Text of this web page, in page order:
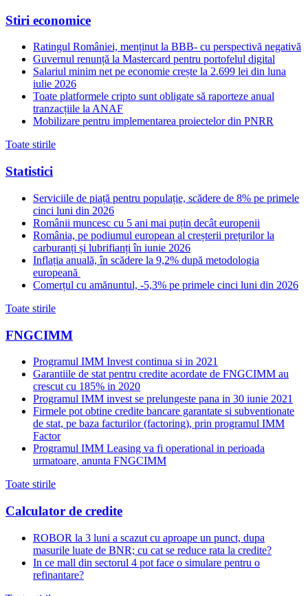
Stiri economice
Ratingul României, menținut la BBB- cu perspectivă negativă
Guvernul renunță la Mastercard pentru portofelul digital
Salariul minim net pe economie crește la 2.699 lei din luna
iulie 2026
Toate platformele cripto sunt obligate să raporteze anual
tranzacțiile la ANAF
Mobilizare pentru implementarea proiectelor din PNRR
Toate stirile
Statistici
Serviciile de piață pentru populație, scădere de 8% pe primele
cinci luni din 2026
Românii muncesc cu 5 ani mai puțin decât europenii
România, pe podiumul european al creșterii prețurilor la
carburanți și lubrifianți în iunie 2026
Inflația anuală, în scădere la 9,2% după metodologia
europeană
Comerțul cu amănuntul, -5,3% pe primele cinci luni din 2026
Toate stirile
FNGCIMM
Programul IMM Invest continua si in 2021
Garantiile de stat pentru credite acordate de FNGCIMM au
crescut cu 185% in 2020
Programul IMM invest se prelungeste pana in 30 iunie 2021
Firmele pot obtine credite bancare garantate si subventionate
de stat, pe baza facturilor (factoring), prin programul IMM
Factor
Programul IMM Leasing va fi operational in perioada
urmatoare, anunta FNGCIMM
Toate stirile
Calculator de credite
ROBOR la 3 luni a scazut cu aproape un punct, dupa
masurile luate de BNR; cu cat se reduce rata la credite?
In ce mall din sectorul 4 pot face o simulare pentru o
refinantare?